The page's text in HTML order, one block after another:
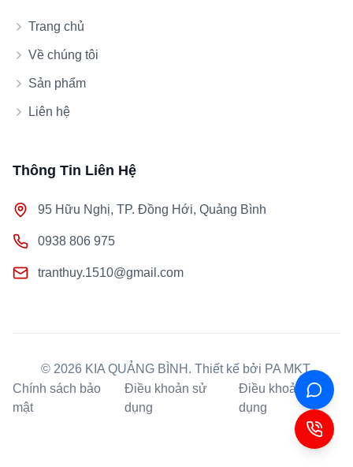
Trang chủ
Về chúng tôi
Sản phẩm
Liên hệ
Thông Tin Liên Hệ
95 Hữu Nghị, TP. Đồng Hới, Quảng Bình
0938 806 975
tranthuy.1510@gmail.com
© 2026 KIA QUẢNG BÌNH . Thiết kế bởi PA MKT.
Chính sách bảo
mật
Điều khoản sử
dụng
Điều khoản sử
dụng